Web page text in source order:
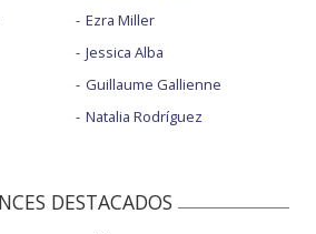
Ezra Miller
Jessica Alba
Guillaume Gallienne
Natalia Rodríguez
DESTACADOS